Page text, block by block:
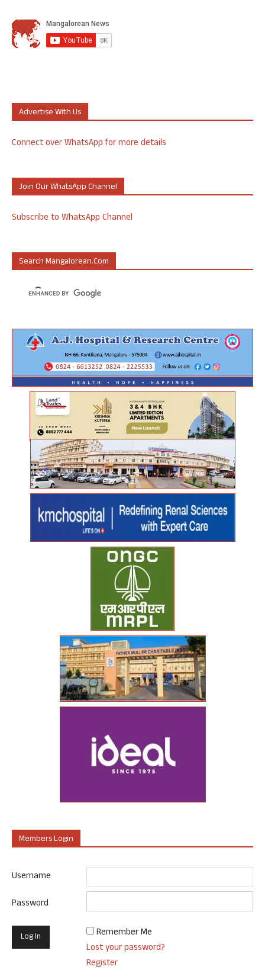
Advertise With Us
Connect over WhatsApp for more details
Join Our WhatsApp Channel
Subscribe to WhatsApp Channel
Search Mangalorean.com
Members Login
Username
Password
Remember Me
Lost your password?
Register